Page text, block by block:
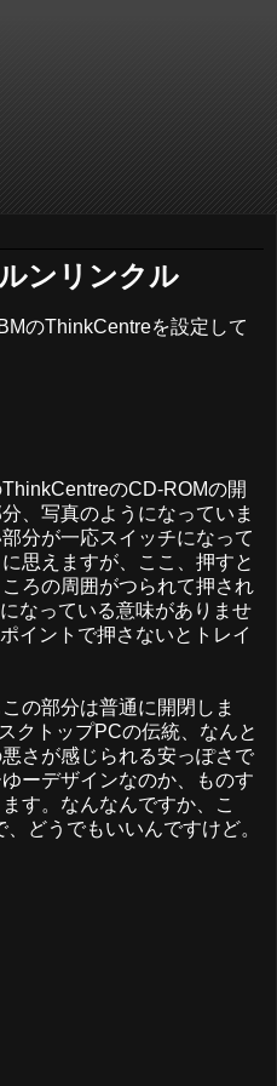
ンリンクル
のThinkCentreを設定して
のCD-ROMの開
、写真のようになっていま
分が一応スイッチになって
思えますが、ここ、押すと
ろの周囲がつられて押され
なっている意味がありませ
イントで押さないとトレイ
の部分は普通に開閉しま
クトップPCの伝統、なんと
さが感じられる安っぽさで
ーデザインなのか、ものす
す。なんなんですか、こ
どうでもいいんですけど。